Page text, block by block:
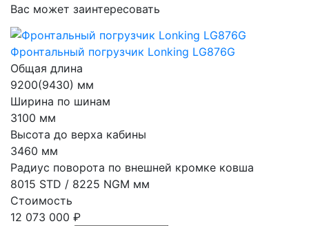
Вас может заинтересовать
Фронтальный погрузчик Lonking LG876G
Общая длина
9200(9430) мм
Ширина по шинам
3100 мм
Высота до верха кабины
3460 мм
Радиус поворота по внешней кромке ковша
8015 STD / 8225 NGM мм
Стоимость
12 073 000 ₽